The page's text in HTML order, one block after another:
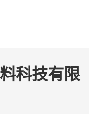
科技有限